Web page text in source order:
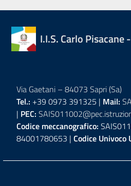
I.I.S. Carlo Pisacane
Via Gaetani – 84073 Sapri (Sa)
Tel.: +39 0973 391325 | Mail:
| PEC:
Codice meccanografico:
84001780653 | Codice Univoco